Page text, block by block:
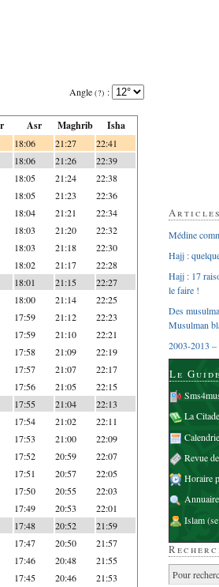
Angle (?) :
Asr Maghrib Isha
18:06 21:27 22:41
18:06 21:26 22:39
18:05 21:24 22:38
18:05 21:23 22:36
18:04 21:21 22:34
18:03 21:20 22:32
18:03 21:18 22:30
18:02 21:17 22:28
18:01 21:15 22:27
18:00 21:14 22:25
17:59 21:12 22:23
17:59 21:10 22:21
17:58 21:09 22:19
17:57 21:07 22:17
17:56 21:05 22:15
17:55 21:04 22:13
17:54 21:02 22:11
17:53 21:00 22:09
17:52 20:59 22:07
17:51 20:57 22:05
17:50 20:55 22:03
17:49 20:53 22:01
17:48 20:52 21:59
17:47 20:50 21:57
17:46 20:48 21:55
17:45 20:46 21:53
Médine
Hajj :
Hajj : 17
le faire !
Des
Musulman
2003-2013 –
Le
La
Revue
Horaire
Islam